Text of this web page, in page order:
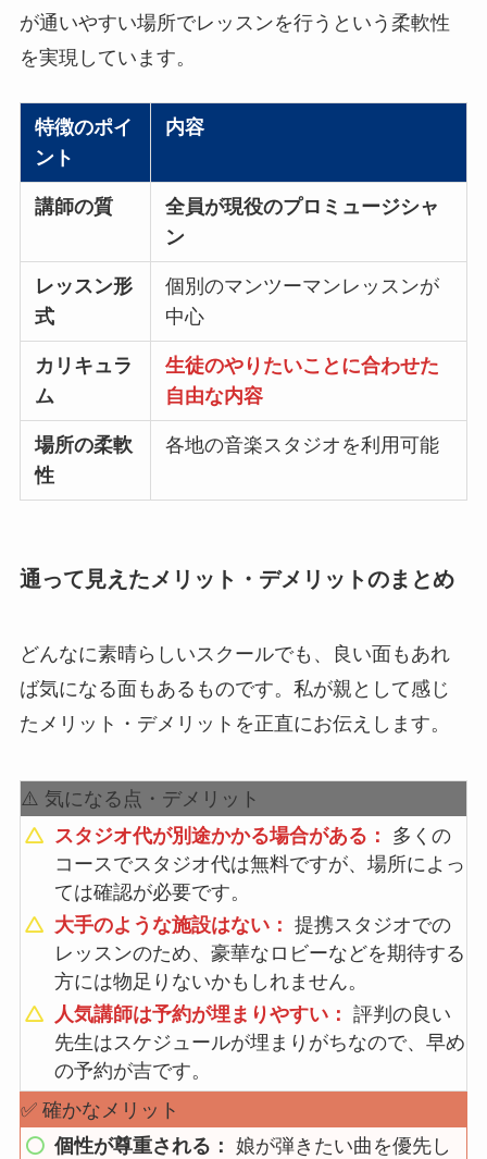
が通いやすい場所でレッスンを行うという柔軟性
を実現しています。
特徴のポイ
ント
内容
講師の質
全員が現役のプロミュージシャ
ン
レッスン形
式
個別のマンツーマンレッスンが
中心
カリキュラ
ム
生徒のやりたいことに合わせた
自由な内容
場所の柔軟
性
各地の音楽スタジオを利用可能
通って見えたメリット・デメリットのまとめ
どんなに素晴らしいスクールでも、良い面もあれ
ば気になる面もあるものです。私が親として感じ
たメリット・デメリットを正直にお伝えします。
⚠️ 気になる点・デメリット
スタジオ代が別途かかる場合がある：
多くの
コースでスタジオ代は無料ですが、場所によっ
ては確認が必要です。
大手のような施設はない： 提携スタジオでの
レッスンのため、豪華なロビーなどを期待する
方には物足りないかもしれません。
人気講師は予約が埋まりやすい： 評判の良い
先生はスケジュールが埋まりがちなので、早め
の予約が吉です。
✅ 確かなメリット
個性が尊重される： 娘が弾きたい曲を優先し